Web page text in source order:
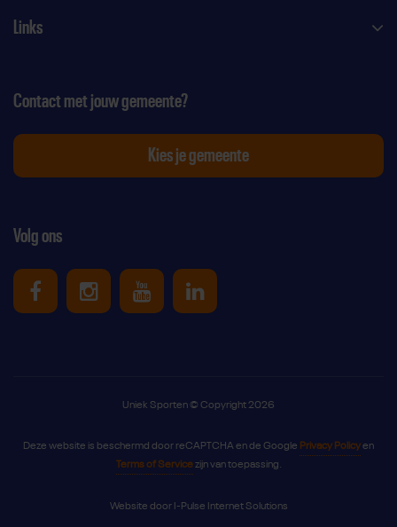
Links
Volg ons
Uniek Sporten op Facebook
Uniek Sporten op Instagram
Uniek Sporten op Youtube
Uniek Sporten op
Contact met jouw gemeente?
Kies je gemeente
Uniek Sporten © Copyright 2026
Deze website is beschermd door reCAPTCHA en de Google Privacy Policyen
Terms of Servicezijn van toepassing.
Website door I-Pulse Internet Solutions